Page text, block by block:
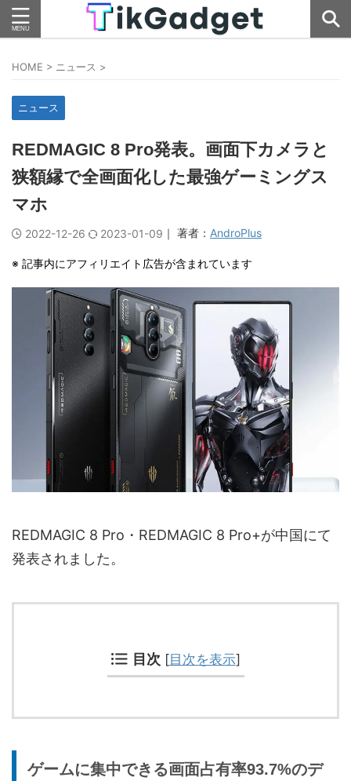
HOME > ニュース >
ニュース
REDMAGIC 8 Pro発表。画面下カメラと
狭額縁で全画面化した最強ゲーミングス
マホ
2022-12-26 2023-01-09 ｜ 著者： AndroPlus
※ 記事内にアフィリエイト広告が含まれています
REDMAGIC 8 Pro・REDMAGIC 8 Pro+が中国にて
発表されました。
目次 [目次を表示]
ゲームに集中できる画面占有率93.7%のデ